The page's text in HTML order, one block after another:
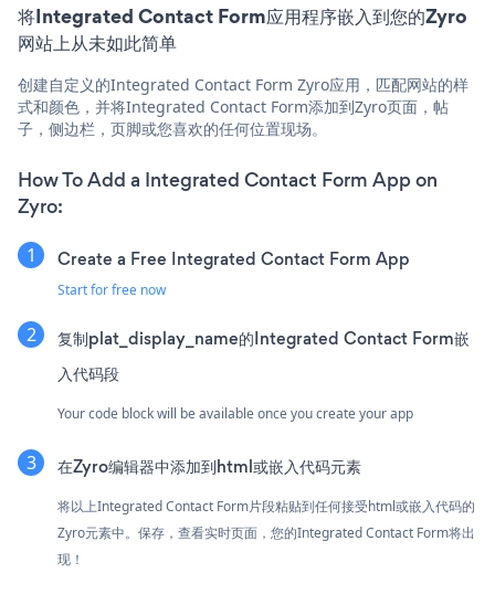
将Integrated Contact Form应用程序嵌入到您的Zyro
网站上从未如此简单
创建自定义的Integrated Contact Form Zyro应用，匹配网站的样
式和颜色，并将Integrated Contact Form添加到Zyro页面，帖
子，侧边栏，页脚或您喜欢的任何位置现场。
How To Add a Integrated Contact Form App on
Zyro:
Create a Free Integrated Contact Form App
Start for free now
复制plat_display_name的Integrated Contact Form嵌
入代码段
Your code block will be available once you create your app
在Zyro编辑器中添加到html或嵌入代码元素
将以上Integrated Contact Form片段粘贴到任何接受html或嵌入代码的
Zyro元素中。保存，查看实时页面，您的Integrated Contact Form将出
现！